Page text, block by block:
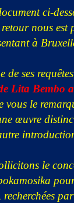
ci-
nous est
à
de ses
Lita Bembo
vous le
œuvre
le
recherchées